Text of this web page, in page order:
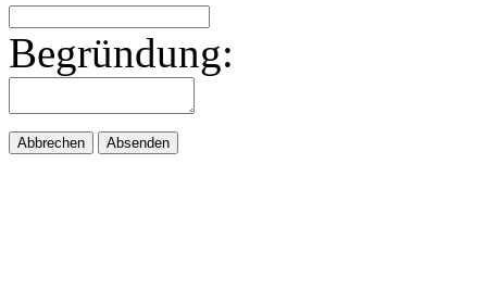
Begründung:
Abbrechen Absenden